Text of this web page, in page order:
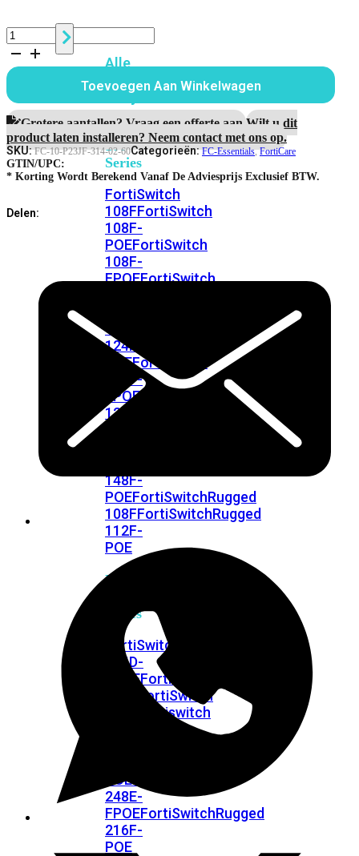
Alle
FortiSwitches
bekijken
FortiSwitch
100
Series
FortiSwitch
108FFortiSwitch
108F-
POEFortiSwitch
108F-
FPOEFortiSwitch
124F
124F-
POEFortiSwitch
124F-
FPOEFortiSwitch
124G
148F-
POEFortiSwitchRugged
108FFortiSwitchRugged
112F-
POE
FortiSwitch
Series
FortiSwitch
224D-
FPOEFortiSwitch
FortiSwitch
Fortiswitch
POE
248E-
FPOEFortiSwitchRugged
216F-
POE
FortiAP-
23JF
Jaar
Forticare
Essential
Support
for
FortiAP.
aantal
Toevoegen Aan Winkelwagen
Grotere aantallen? Vraag een offerte aan.Wilt u dit
product laten installeren? Neem contact met ons op.
SKU:FC-10-P23JF-314-02-60Categorieën:FC-Essentials,FortiCare
GTIN/UPC:
* Korting Wordt Berekend Vanaf De Adviesprijs Exclusief BTW.
Delen: